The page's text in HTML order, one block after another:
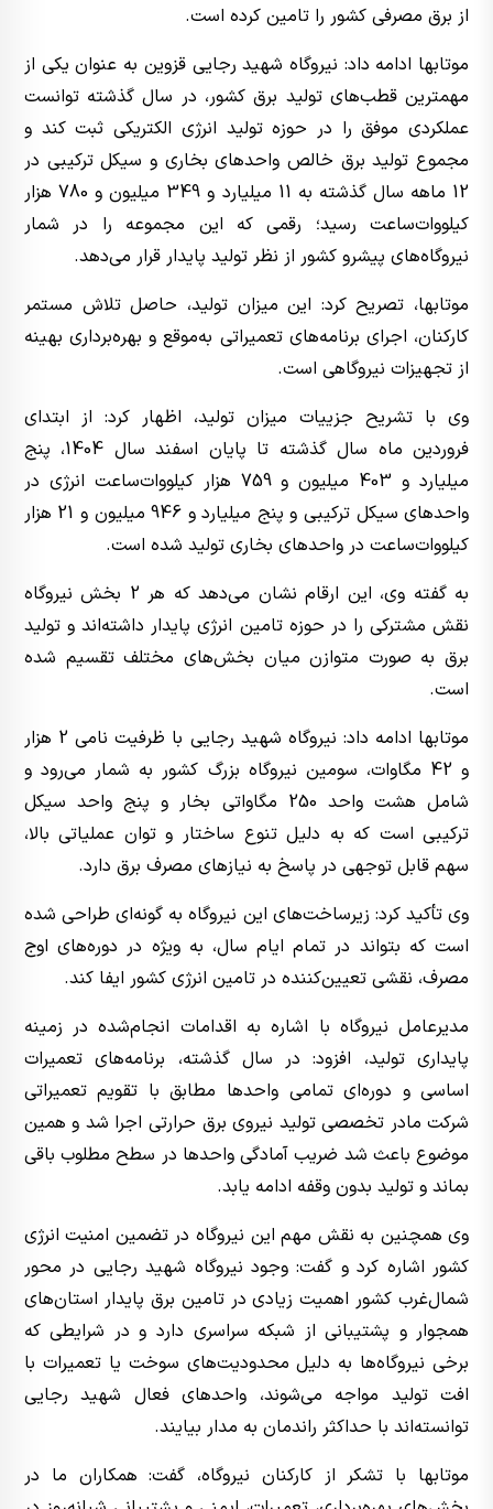
از برق مصرفی کشور را تامین کرده است.
موتابها ادامه داد: نیروگاه شهید رجایی قزوین به عنوان یکی از
مهمترین قطب‌های تولید برق کشور، در سال گذشته توانست
عملکردی موفق را در حوزه تولید انرژی الکتریکی ثبت کند و
مجموع تولید برق خالص واحدهای بخاری و سیکل ترکیبی در
12 ماهه سال گذشته به 11 میلیارد و 349 میلیون و 780 هزار
کیلووات‌ساعت رسید؛ رقمی که این مجموعه را در شمار
نیروگاه‌های پیشرو کشور از نظر تولید پایدار قرار می‌دهد.
موتابها، تصریح کرد: این میزان تولید، حاصل تلاش مستمر
کارکنان، اجرای برنامه‌های تعمیراتی به‌موقع و بهره‌برداری بهینه
از تجهیزات نیروگاهی است.
وی با تشریح جزییات میزان تولید، اظهار کرد: از ابتدای
فروردین ماه سال گذشته تا پایان اسفند سال 1404، پنج
میلیارد و 403 میلیون و 759 هزار کیلووات‌ساعت انرژی در
واحدهای سیکل ترکیبی و پنج میلیارد و 946 میلیون و 21 هزار
کیلووات‌ساعت در واحدهای بخاری تولید شده است.
به گفته وی، این ارقام نشان می‌دهد که هر 2 بخش نیروگاه
نقش مشترکی را در حوزه تامین انرژی پایدار داشته‌اند و تولید
برق به صورت متوازن میان بخش‌های مختلف تقسیم شده
است.
موتابها ادامه داد: نیروگاه شهید رجایی با ظرفیت نامی 2 هزار
و 42 مگاوات، سومین نیروگاه بزرگ کشور به شمار می‌رود و
شامل هشت واحد 250 مگاواتی بخار و پنج واحد سیکل
ترکیبی است که به دلیل تنوع ساختار و توان عملیاتی بالا،
سهم قابل توجهی در پاسخ به نیازهای مصرف برق دارد.
وی تأکید کرد: زیرساخت‌های این نیروگاه به گونه‌ای طراحی شده
است که بتواند در تمام ایام سال، به‌ ویژه در دوره‌های اوج
مصرف، نقشی تعیین‌کننده در تامین انرژی کشور ایفا کند.
مدیرعامل نیروگاه با اشاره به اقدامات انجام‌شده در زمینه
پایداری تولید، افزود: در سال گذشته، برنامه‌های تعمیرات
اساسی و دوره‌ای تمامی واحدها مطابق با تقویم تعمیراتی
شرکت مادر تخصصی تولید نیروی برق حرارتی اجرا شد و همین
موضوع باعث شد ضریب آمادگی واحدها در سطح مطلوب باقی
بماند و تولید بدون وقفه ادامه یابد.
وی همچنین به نقش مهم این نیروگاه در تضمین امنیت انرژی
کشور اشاره کرد و گفت: وجود نیروگاه شهید رجایی در محور
شمال‌غرب کشور اهمیت زیادی در تامین برق پایدار استان‌های
همجوار و پشتیبانی از شبکه سراسری دارد و در شرایطی که
برخی نیروگاه‌ها به دلیل محدودیت‌های سوخت یا تعمیرات با
افت تولید مواجه می‌شوند، واحدهای فعال شهید رجایی
توانسته‌اند با حداکثر راندمان به مدار بیایند.
موتابها با تشکر از کارکنان نیروگاه، گفت: همکاران ما در